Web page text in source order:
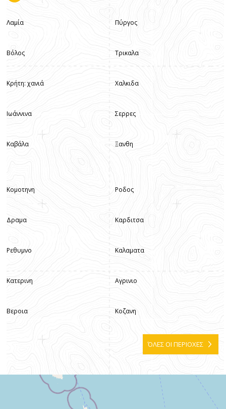
Λαμία
Βόλος
Κρήτη: χανιά
Ιωάννινα
Καβάλα
Πύργος
Τρικαλα
Χαλκιδα
Σερρες
Ξανθη
Κομοτηνη
Δραμα
Ρεθυμνο
Κατερινη
Βεροια
Ροδος
Καρδιτσα
Καλαματα
Αγρινιο
Κοζανη
ΌΛΕΣ ΟΙ ΠΕΡΙΟΧΕΣ